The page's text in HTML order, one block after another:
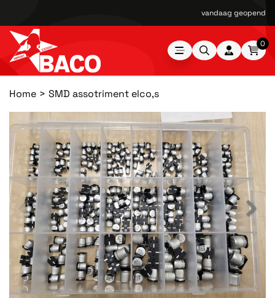
vandaag geopend
0
Home SMD assotriment elco,s